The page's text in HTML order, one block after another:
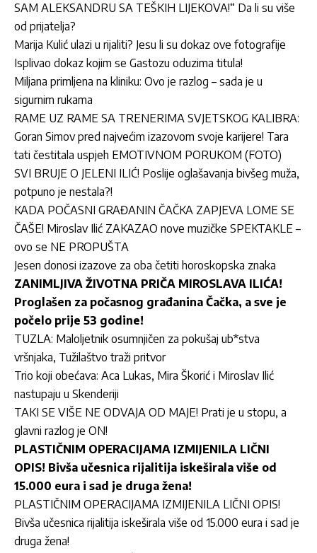
SAM ALEKSANDRU SA TEŠKIH LIJEKOVA!“ Da li su više
od prijatelja?
Marija Kulić ulazi u rijaliti? Jesu li su dokaz ove fotografije
Isplivao dokaz kojim se Gastozu oduzima titula!
Miljana primljena na kliniku: Ovo je razlog – sada je u
sigurnim rukama
RAME UZ RAME SA TRENERIMA SVJETSKOG KALIBRA:
Goran Simov pred najvećim izazovom svoje karijere! Tara
tati čestitala uspjeh EMOTIVNOM PORUKOM (FOTO)
SVI BRUJE O JELENI ILIĆ! Poslije oglašavanja bivšeg muža,
potpuno je nestala?!
KADA POČASNI GRAĐANIN ČAČKA ZAPJEVA LOME SE
ČAŠE! Miroslav Ilić ZAKAZAO nove muzičke SPEKTAKLE –
ovo se NE PROPUŠTA
Jesen donosi izazove za oba četiti horoskopska znaka
ZANIMLJIVA ŽIVOTNA PRIČA MIROSLAVA ILIĆA!
Proglašen za počasnog građanina Čačka, a sve je
počelo prije 53 godine!
TUZLA: Maloljetnik osumnjičen za pokušaj ub*stva
vršnjaka, Tužilaštvo traži pritvor
Trio koji obećava: Aca Lukas, Mira Škorić i Miroslav Ilić
nastupaju u Skenderiji
TAKI SE VIŠE NE ODVAJA OD MAJE! Prati je u stopu, a
glavni razlog je ON!
PLASTIČNIM OPERACIJAMA IZMIJENILA LIČNI
OPIS! Bivša učesnica rijalitija iskeširala više od
15.000 eura i sad je druga žena!
PLASTIČNIM OPERACIJAMA IZMIJENILA LIČNI OPIS!
Bivša učesnica rijalitija iskeširala više od 15.000 eura i sad je
druga žena!